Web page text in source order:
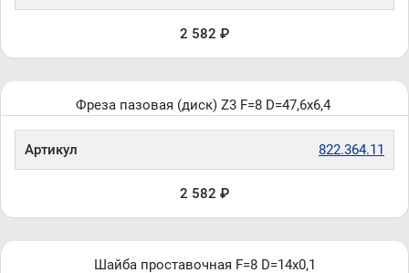
2 582 ₽
Фреза пазовая (диск) Z3 F=8 D=47,6x6,4
Артикул 822.364.11
2 582 ₽
Шайба проставочная F=8 D=14x0,1